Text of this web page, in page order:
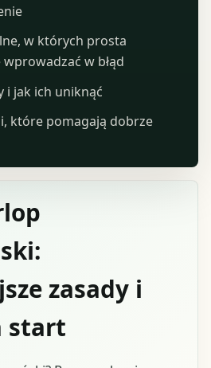
zasady i
start
w których prosta
w błąd
i jak ich uniknąć
które pomagają dobrze